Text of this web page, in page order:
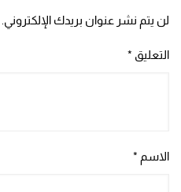
لن يتم نشر عنوان بريدك الإلكتروني.
التعليق *
الاسم *